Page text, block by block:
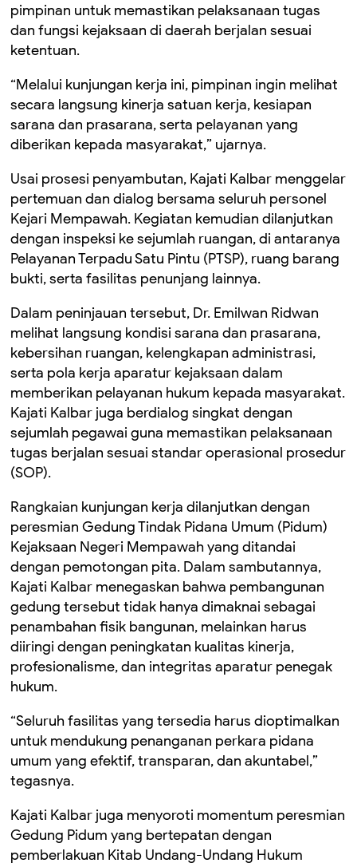
pimpinan untuk memastikan pelaksanaan tugas
dan fungsi kejaksaan di daerah berjalan sesuai
ketentuan.
“Melalui kunjungan kerja ini, pimpinan ingin melihat
secara langsung kinerja satuan kerja, kesiapan
sarana dan prasarana, serta pelayanan yang
diberikan kepada masyarakat,” ujarnya.
Usai prosesi penyambutan, Kajati Kalbar menggelar
pertemuan dan dialog bersama seluruh personel
Kejari Mempawah. Kegiatan kemudian dilanjutkan
dengan inspeksi ke sejumlah ruangan, di antaranya
Pelayanan Terpadu Satu Pintu (PTSP), ruang barang
bukti, serta fasilitas penunjang lainnya.
Dalam peninjauan tersebut, Dr. Emilwan Ridwan
melihat langsung kondisi sarana dan prasarana,
kebersihan ruangan, kelengkapan administrasi,
serta pola kerja aparatur kejaksaan dalam
memberikan pelayanan hukum kepada masyarakat.
Kajati Kalbar juga berdialog singkat dengan
sejumlah pegawai guna memastikan pelaksanaan
tugas berjalan sesuai standar operasional prosedur
(SOP).
Rangkaian kunjungan kerja dilanjutkan dengan
peresmian Gedung Tindak Pidana Umum (Pidum)
Kejaksaan Negeri Mempawah yang ditandai
dengan pemotongan pita. Dalam sambutannya,
Kajati Kalbar menegaskan bahwa pembangunan
gedung tersebut tidak hanya dimaknai sebagai
penambahan fisik bangunan, melainkan harus
diiringi dengan peningkatan kualitas kinerja,
profesionalisme, dan integritas aparatur penegak
hukum.
“Seluruh fasilitas yang tersedia harus dioptimalkan
untuk mendukung penanganan perkara pidana
umum yang efektif, transparan, dan akuntabel,”
tegasnya.
Kajati Kalbar juga menyoroti momentum peresmian
Gedung Pidum yang bertepatan dengan
pemberlakuan Kitab Undang-Undang Hukum